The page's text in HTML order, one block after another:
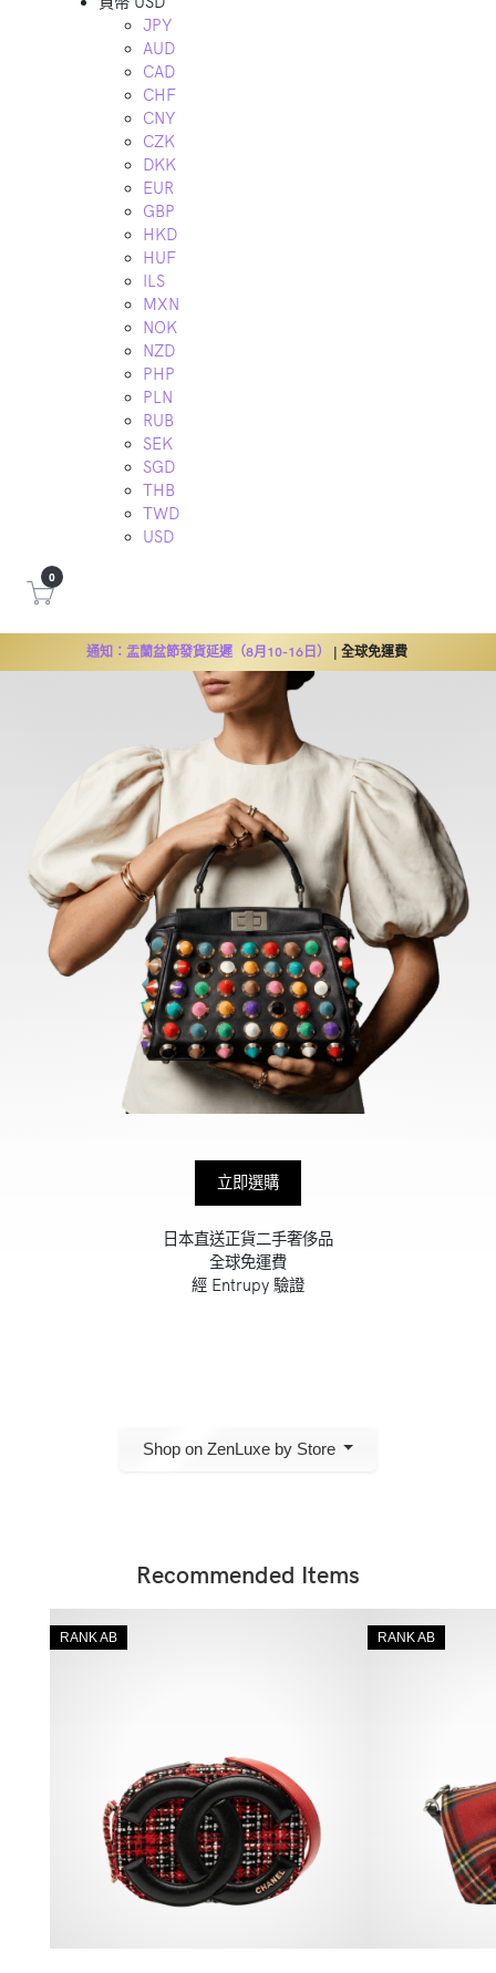
JPY
AUD
CAD
CHF
CNY
CZK
DKK
EUR
GBP
HKD
HUF
ILS
MXN
NOK
NZD
PHP
PLN
RUB
SEK
SGD
THB
TWD
USD
0
通知：盂蘭盆節發貨延遲（8月10-16日） | 全球免運費
日本直送正貨二手奢侈品
全球免運費
經 Entrupy 驗證
立即選購
Shop on ZenLuxe by Store
Recommended Items
RANK AB RANK AB